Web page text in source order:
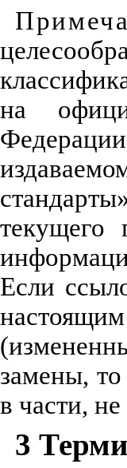
на
Федерации
текущего
Если
настоящим
(
замены,то
в части, не
3